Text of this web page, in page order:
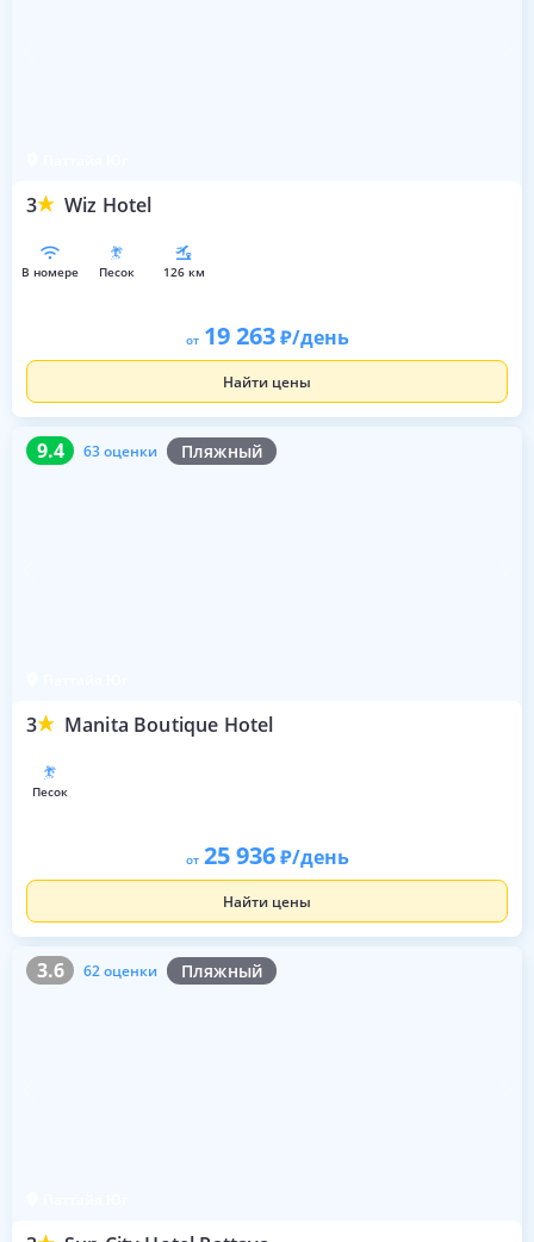
3 Wiz Hotel
в номере песок 126 км
от 19 263 /день
Найти цены
9.4 63 оценки Пляжный
3 Manita Boutique Hotel
9.4 63 оценки
песок
от 25 936 /день
Найти цены
3.6 62 оценки Пляжный
3.6 62 оценки